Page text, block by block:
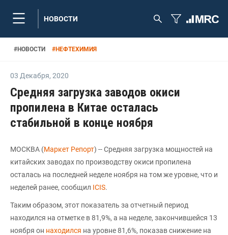
НОВОСТИ
#НОВОСТИ #НЕФТЕХИМИЯ
03 Декабря, 2020
Средняя загрузка заводов окиси
пропилена в Китае осталась
стабильной в конце ноября
МОСКВА (Маркет Репорт) -- Средняя загрузка мощностей на
китайских заводах по производству окиси пропилена
осталась на последней неделе ноября на том же уровне, что и
неделей ранее, сообщил ICIS.
Таким образом, этот показатель за отчетный период
находился на отметке в 81,9%, а на неделе, закончившейся 13
ноября он находился на уровне 81,6%, показав снижение на